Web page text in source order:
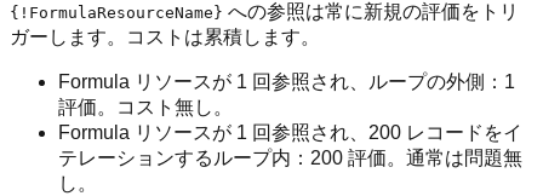
{!FormulaResourceName} への参照は常に新規の評価をトリ
ガーします。コストは累積します。
Formula リソースが 1 回参照され、ループの外側：1
評価。コスト無し。
Formula リソースが 1 回参照され、200 レコードをイ
テレーションするループ内：200 評価。通常は問題無
し。